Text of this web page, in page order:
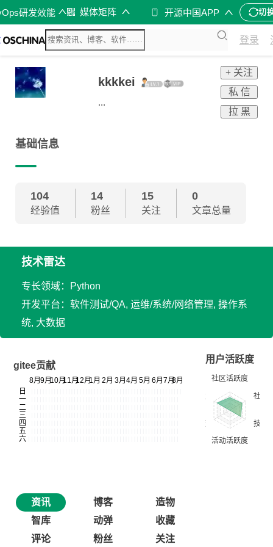
研发效能 媒体矩阵 开源中国APP 切
登录
kkkkei
...
+ 关注
私 信
拉 黑
基础信息
104
经验值
14
粉丝
15
关注
0
文章总量
技术雷达
专长领域：Python
开发平台：软件测试/QA, 运维/系统/网络管理, 操作系
统, 大数据
gitee贡献
用户活跃度
资讯 博客
造物
智库
动弹
收藏
评论
粉丝 关注